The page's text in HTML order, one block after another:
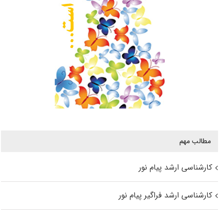
مطالب مهم
کارشناسی ارشد پیام نور
کارشناسی ارشد فراگیر پیام نور